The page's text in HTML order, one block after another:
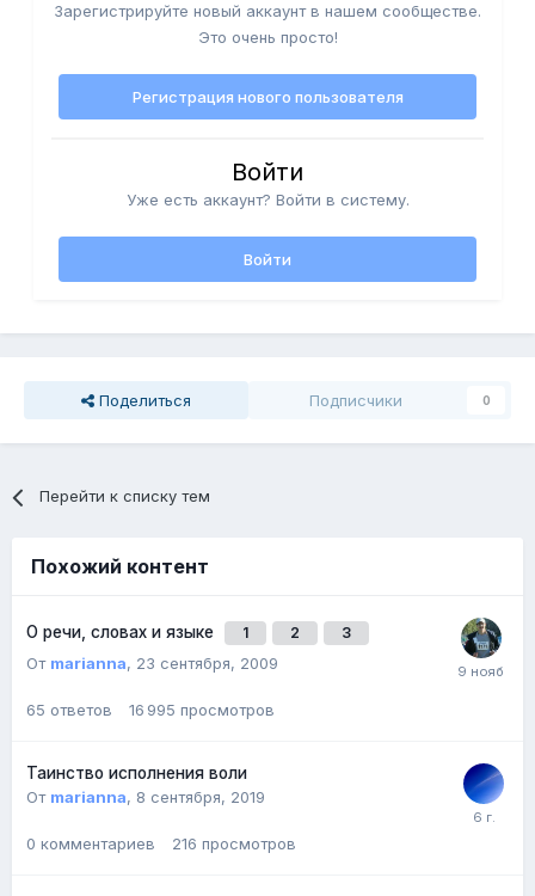
Зарегистрируйте новый аккаунт в нашем сообществе.
Это очень просто!
Регистрация нового пользователя
Войти
Уже есть аккаунт? Войти в систему.
Войти
Поделиться Подписчики 0
Перейти к списку тем
Похожий контент
О речи, словах и языке 1 2 3
От marianna, 23 сентября, 2009
65 ответов 16 995 просмотров
Таинство исполнения воли
От marianna, 8 сентября, 2019
0 комментариев 216 просмотров